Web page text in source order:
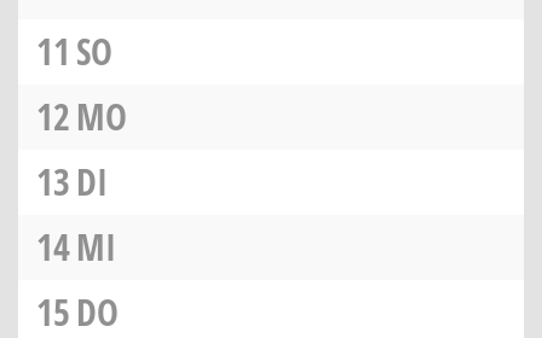
11 SO
12MO
13DI
14MI
15DO